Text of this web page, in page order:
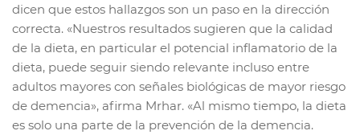
dicen que estos hallazgos son un paso en la dirección
correcta. «Nuestros resultados sugieren que la calidad
de la dieta, en particular el potencial inflamatorio de la
dieta, puede seguir siendo relevante incluso entre
adultos mayores con señales biológicas de mayor riesgo
de demencia», afirma Mrhar. «Al mismo tiempo, la dieta
es solo una parte de la prevención de la demencia.